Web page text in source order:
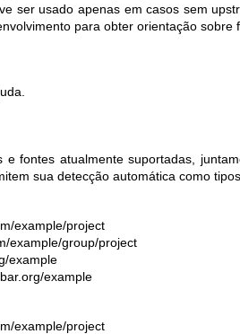
ser usado apenas em casos sem
para obter orientação sobre
e fontes atualmente suportadas,
sua detecção automática como
example/project
example/group/project
example
example
example/project